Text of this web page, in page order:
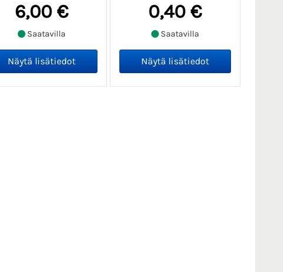
6,00 €
Saatavilla
0,40 €
Saatavilla